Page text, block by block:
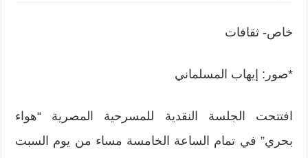
خاص- ثقافات
*صور: إيهاب المسلماني
افتتحت الجلسة النقدية للمسرحية المصرية “هواء
بحري” في تمام الساعة الخامسة مساء من يوم السبت